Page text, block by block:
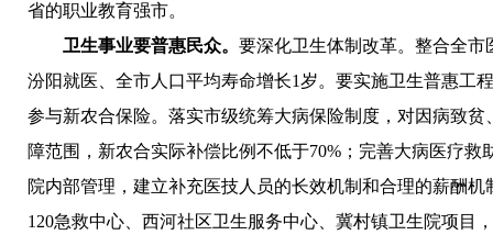
省的职业教育强市。
卫生事业要普惠民众。 要深化卫生体制改革。 整合全市
汾阳就医、全市人口平均寿命增长1岁。 要实施卫生普惠工
参与新农合保险。落实市级统筹大病保险制度，对因病致
障范围，新农合实际补偿比例不低于70%；完善大病医疗救
院内部管理，建立补充医技人员的长效机制和合理的薪酬机
120急救中心、西河社区卫生服务中心、冀村镇卫生院项